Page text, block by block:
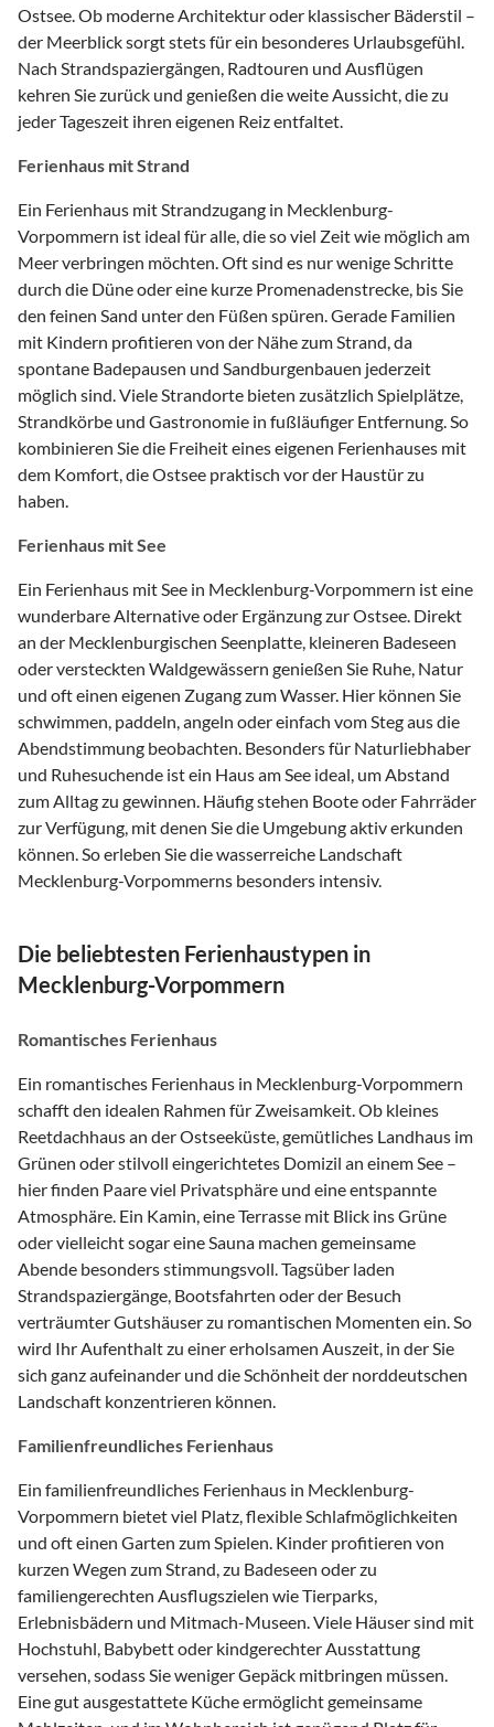
Ostsee. Ob moderne Architektur oder klassischer Bäderstil –
der Meerblick sorgt stets für ein besonderes Urlaubsgefühl.
Nach Strandspaziergängen, Radtouren und Ausflügen
kehren Sie zurück und genießen die weite Aussicht, die zu
jeder Tageszeit ihren eigenen Reiz entfaltet.
Ferienhaus mit Strand
Ein Ferienhaus mit Strandzugang in Mecklenburg-
Vorpommern ist ideal für alle, die so viel Zeit wie möglich am
Meer verbringen möchten. Oft sind es nur wenige Schritte
durch die Düne oder eine kurze Promenadenstrecke, bis Sie
den feinen Sand unter den Füßen spüren. Gerade Familien
mit Kindern profitieren von der Nähe zum Strand, da
spontane Badepausen und Sandburgenbauen jederzeit
möglich sind. Viele Strandorte bieten zusätzlich Spielplätze,
Strandkörbe und Gastronomie in fußläufiger Entfernung. So
kombinieren Sie die Freiheit eines eigenen Ferienhauses mit
dem Komfort, die Ostsee praktisch vor der Haustür zu
haben.
Ferienhaus mit See
Ein Ferienhaus mit See in Mecklenburg-Vorpommern ist eine
wunderbare Alternative oder Ergänzung zur Ostsee. Direkt
an der Mecklenburgischen Seenplatte, kleineren Badeseen
oder versteckten Waldgewässern genießen Sie Ruhe, Natur
und oft einen eigenen Zugang zum Wasser. Hier können Sie
schwimmen, paddeln, angeln oder einfach vom Steg aus die
Abendstimmung beobachten. Besonders für Naturliebhaber
und Ruhesuchende ist ein Haus am See ideal, um Abstand
zum Alltag zu gewinnen. Häufig stehen Boote oder Fahrräder
zur Verfügung, mit denen Sie die Umgebung aktiv erkunden
können. So erleben Sie die wasserreiche Landschaft
Mecklenburg-Vorpommerns besonders intensiv.
Die beliebtesten Ferienhaustypen in
Mecklenburg-Vorpommern
Romantisches Ferienhaus
Ein romantisches Ferienhaus in Mecklenburg-Vorpommern
schafft den idealen Rahmen für Zweisamkeit. Ob kleines
Reetdachhaus an der Ostseeküste, gemütliches Landhaus im
Grünen oder stilvoll eingerichtetes Domizil an einem See –
hier finden Paare viel Privatsphäre und eine entspannte
Atmosphäre. Ein Kamin, eine Terrasse mit Blick ins Grüne
oder vielleicht sogar eine Sauna machen gemeinsame
Abende besonders stimmungsvoll. Tagsüber laden
Strandspaziergänge, Bootsfahrten oder der Besuch
verträumter Gutshäuser zu romantischen Momenten ein. So
wird Ihr Aufenthalt zu einer erholsamen Auszeit, in der Sie
sich ganz aufeinander und die Schönheit der norddeutschen
Landschaft konzentrieren können.
Familienfreundliches Ferienhaus
Ein familienfreundliches Ferienhaus in Mecklenburg-
Vorpommern bietet viel Platz, flexible Schlafmöglichkeiten
und oft einen Garten zum Spielen. Kinder profitieren von
kurzen Wegen zum Strand, zu Badeseen oder zu
familiengerechten Ausflugszielen wie Tierparks,
Erlebnisbädern und Mitmach-Museen. Viele Häuser sind mit
Hochstuhl, Babybett oder kindgerechter Ausstattung
versehen, sodass Sie weniger Gepäck mitbringen müssen.
Eine gut ausgestattete Küche ermöglicht gemeinsame